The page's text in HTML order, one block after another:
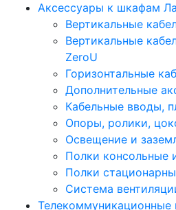
Аксессуары к шкафам
Вертикальные
Вертикальные
ZeroU
Горизонтальные
Дополнительные
Кабельные вводы,
Опоры, ролики,
Освещение и
Полки консольные
Полки
Система